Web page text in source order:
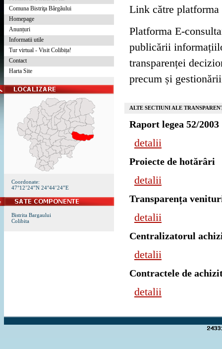
Comuna Bistriţa Bârgăului
Homepage
Anunțuri
Informatii utile
Tur virtual - Visit Colibița!
Contact
Harta Site
Coordonate:
47°12’24”N 24°44’24”E
Bistrita Bargaului
Colibita
Link către platforma
Platforma E-
publicării
transparenței
precum și
ALTE SECTIUNI ALE
Raport legea 52/2003
detalii
Proiecte de hotărâri
detalii
Transparența
detalii
Centralizatorul
detalii
Contractele de
detalii